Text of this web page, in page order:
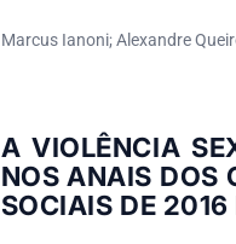
Marcus Ianoni; Alexandre
A VIOLÊNCIA
NOS ANAIS DOS
SOCIAIS DE 2016